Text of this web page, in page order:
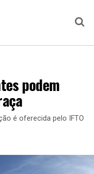
podem
é oferecida pelo IFTO